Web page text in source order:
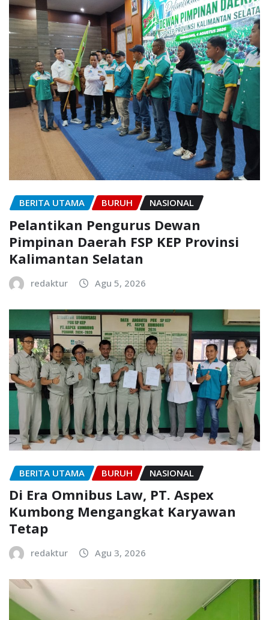
BERITA UTAMA BURUH NASIONAL
Pelantikan Pengurus Dewan
Pimpinan Daerah FSP KEP Provinsi
Kalimantan Selatan
redaktur Agu 5, 2026
BERITA UTAMA BURUH NASIONAL
Di Era Omnibus Law, PT. Aspex
Kumbong Mengangkat Karyawan
Tetap
redaktur Agu 3, 2026